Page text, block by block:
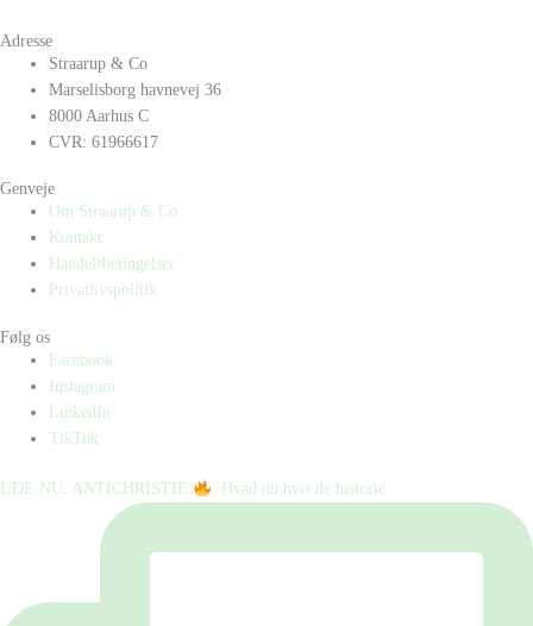
Adresse
Straarup & Co
Marselisborg havnevej 36
8000 Aarhus C
CVR: 61966617
Genveje
Om Straarup & Co
Kontakt
Handelsbetingelser
Privatlivspolitik
Følg os
Facebook
Instagram
LinkedIn
TikTok
UDE NU: ANTICHRISTIE ⁠ ⁠ Hvad nu hvis de historie